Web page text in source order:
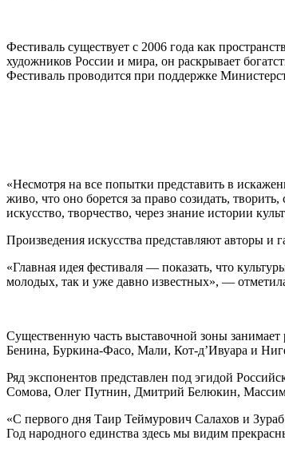
Фестиваль существует с 2006 года как
художников России и мира, он раскрывает
Фестиваль проводится при поддержке
«Несмотря на все попытки представить в
живо, что оно борется за право созидать,
искусство, творчество, через знание истории
Произведения искусства представляют авторы
«Главная идея фестиваля — показать, что
молодых, так и уже давно известных», —
Существенную часть выставочной зоны
Бенина, Буркина‑Фасо, Мали, Кот‑д’Ивуара и
Ряд экспонентов представлен под эгидой
Сомова, Олег Путнин, Дмитрий Белюкин,
«С первого дня Таир Теймурович Салахов и
Год народного единства здесь мы видим